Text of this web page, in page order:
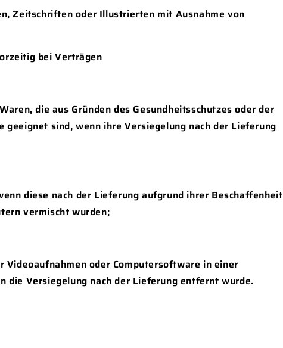
Zeitschriften oder Illustrierten mit Ausnahme von
bei Verträgen
die aus Gründen des Gesundheitsschutzes oder der
geeignet sind, wenn ihre Versiegelung nach der Lieferung
diese nach der Lieferung aufgrund ihrer Beschaffenheit
vermischt wurden;
Videoaufnahmen oder Computersoftware in einer
die Versiegelung nach der Lieferung entfernt wurde.